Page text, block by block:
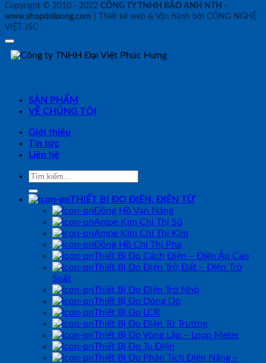
Copyright © 2010 - 2022 CÔNG TY TNHH BẢO ANH NTH -
www.shopdoluong.com | Thiết kế web & Vận hành bởi CÔNG NGHỆ
VIỆT JSC
SẢN PHẨM
VỀ CHÚNG TÔI
Giới thiệu
Tin tức
Liên hệ
Tìm
kiếm:
THIẾT BỊ ĐO ĐIỆN, ĐIỆN TỬ
Đồng Hồ Vạn Năng
Ampe Kìm Chỉ Thị Số
Ampe Kìm Chỉ Thị Kim
Đồng Hồ Chỉ Thị Pha
Thiết Bị Đo Cách Điện – Điện Áp Cao
Thiết Bị Đo Điện Trở Đất – Điện Trở
Suất
Thiết Bị Đo Điện Trở Nhỏ
Thiết Bị Đo Dòng Dò
Thiết Bị Đo LCR
Thiết Bị Đo Điện Từ Trường
Thiết Bị Đo Vòng Lặp – Loop Meter
Thiết Bị Đo Tụ Điện
Thiết Bị Đo Phân Tích Điện Năng –